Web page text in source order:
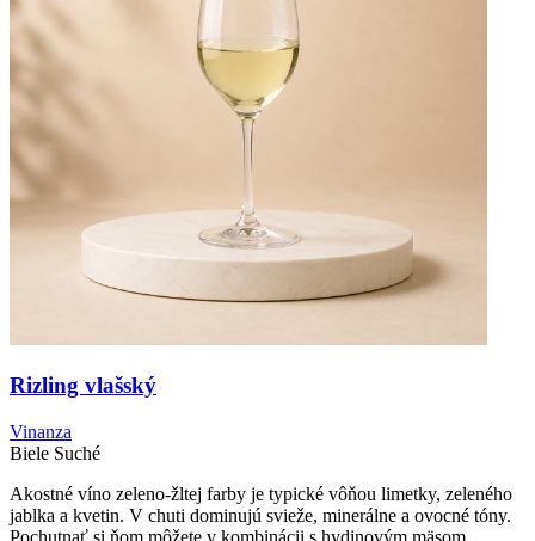
Rizling vlašský
Vinanza
Biele Suché
Akostné víno zeleno-žltej farby je typické vôňou limetky, zeleného
jablka a kvetin. V chuti dominujú svieže, minerálne a ovocné tóny.
Pochutnať si ňom môžete v kombinácii s hydinovým mäsom,